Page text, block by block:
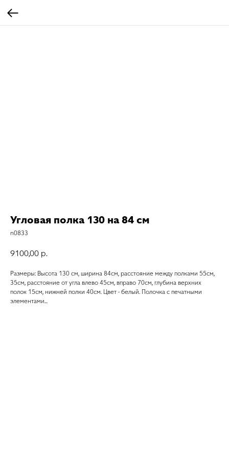
Угловая полка 130 на 84 см
n0833
9100,00 р.
Размеры: Высота 130 см, ширина 84см, расстояние между полками 55см,
35см, расстояние от угла влево 45см, вправо 70см, глубина верхних
полок 15см, нижней полки 40см. Цвет - белый. Полочка с печатными
элементами...